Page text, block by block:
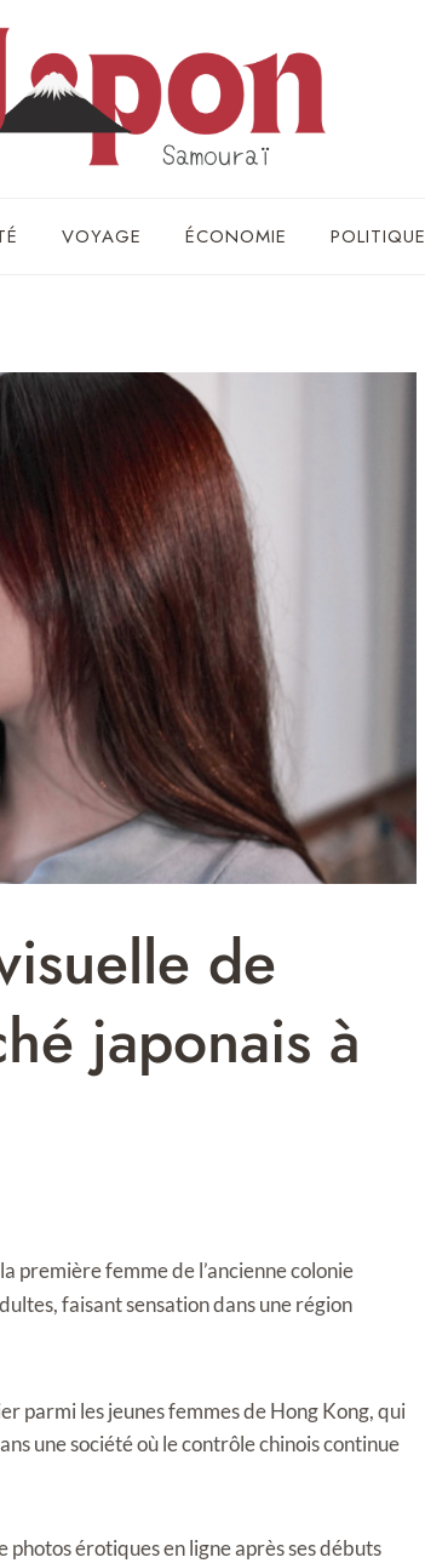
VOYAGE ÉCONOMIE POLITIQUE
de
japonais à
première femme de l’ancienne colonie
faisant sensation dans une région
parmi les jeunes femmes de Hong Kong, qui
une société où le contrôle chinois continue
photos érotiques en ligne après ses débuts